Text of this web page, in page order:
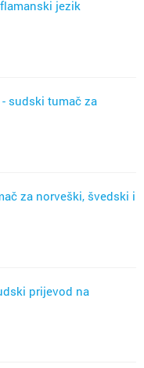
jezik
sudski tumač za
za norveški, švedski i
prijevod na